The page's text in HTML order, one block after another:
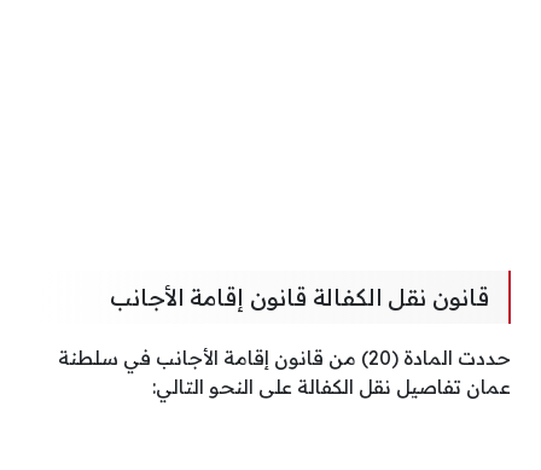
قانون نقل الكفالة قانون إقامة الأجانب
حددت المادة (20) من قانون إقامة الأجانب في سلطنة
عمان تفاصيل نقل الكفالة على النحو التالي: